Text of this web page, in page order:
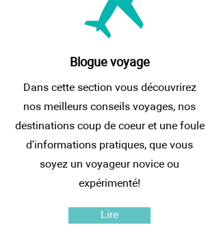
Blogue voyage
Dans cette section vous découvrirez
nos meilleurs conseils voyages, nos
destinations coup de coeur et une foule
d'informations pratiques, que vous
soyez un voyageur novice ou
expérimenté!
Lire